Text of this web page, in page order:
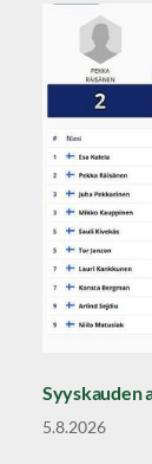
Syyskauden
5.8.2026